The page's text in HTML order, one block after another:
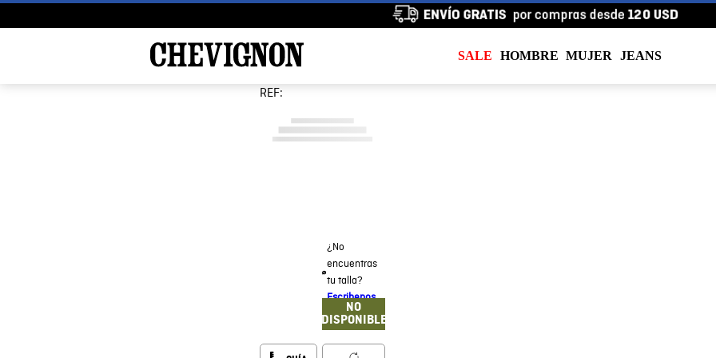
SALE HOMBRE MUJER JEANS
REF:
¿No
encuentras
tu talla?
Escribenos
NO
DISPONIBLE